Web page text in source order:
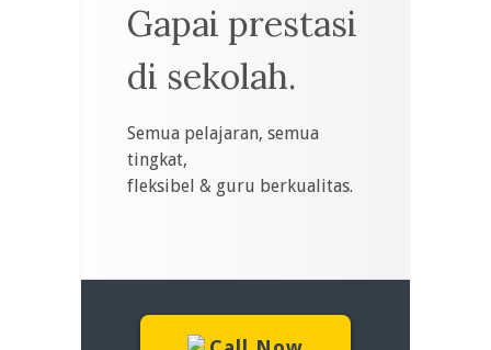
Gapai prestasi
di sekolah.
Semua pelajaran, semua
tingkat,
fleksibel & guru berkualitas.